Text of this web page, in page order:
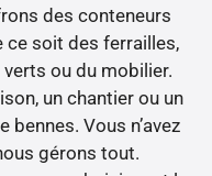
des conteneurs
ce soit des ferrailles,
ou du mobilier.
un chantier ou un
Vous n’avez
gérons tout.